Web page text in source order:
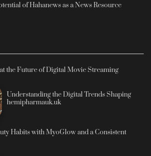
of Hahanews as a News Resource
the Future of Digital Movie Streaming
Understanding the Digital Trends Shaping
hemipharmauk.uk
Habits with MyoGlow and a Consistent